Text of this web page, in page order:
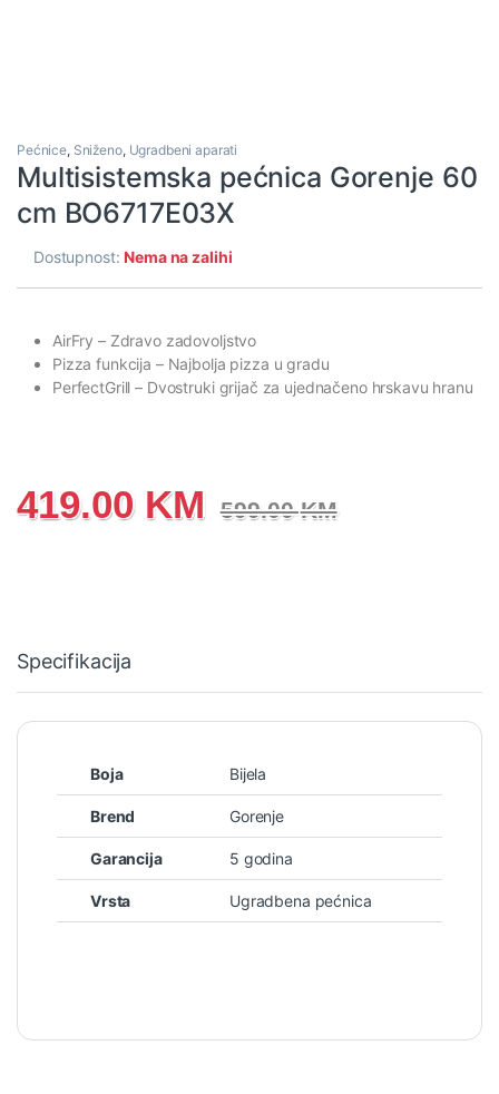
Pećnice, Sniženo, Ugradbeni aparati
Multisistemska pećnica Gorenje 60
cm BO6717E03X
Dostupnost:Nema na zalihi
AirFry– Zdravo zadovoljstvo
Pizza funkcija – Najbolja pizza u gradu
PerfectGrill– Dvostruki grijač za ujednačeno hrskavu hranu
419.00 KM 599.00KM
Specifikacija
Boja Bijela
Brend Gorenje
Garancija 5 godina
Vrsta Ugradbena pećnica